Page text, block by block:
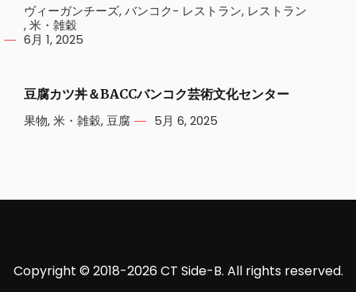
ヴィーガンチーズ,バンコク- レストラン, レストラン
,米・雑穀
6月 1, 2025
豆腐カツ丼＆BACCバンコク芸術文化センター
果物,米・雑穀,豆腐 5月 6, 2025
Copyright © 2018-2026 CT Side-B. All rights reserved.